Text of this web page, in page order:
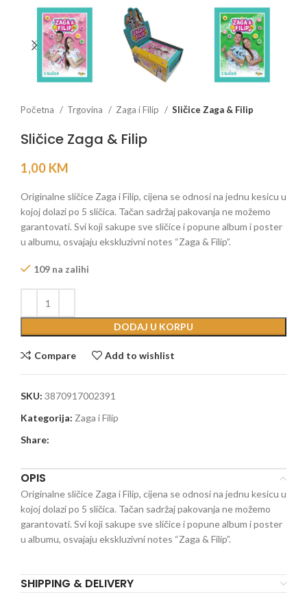
Početna Trgovina Zaga i Filip Sličice Zaga & Filip
Sličice Zaga & Filip
1,00 KM
Originalne sličice Zaga i Filip, cijena se odnosi na jednu kesicu u
kojoj dolazi po 5 sličica. Tačan sadržaj pakovanja ne možemo
garantovati. Svi koji sakupe sve sličice i popune album i poster
u albumu, osvajaju ekskluzivni notes “Zaga & Filip”.
109 na zalihi
DODAJ U KORPU
Compare Add to wishlist
SKU: 3870917002391
Kategorija: Zaga i Filip
Share:
OPIS
Originalne sličice Zaga i Filip, cijena se odnosi na jednu kesicu u
kojoj dolazi po 5 sličica. Tačan sadržaj pakovanja ne možemo
garantovati. Svi koji sakupe sve sličice i popune album i poster
u albumu, osvajaju ekskluzivni notes “Zaga & Filip”.
SHIPPING & DELIVERY